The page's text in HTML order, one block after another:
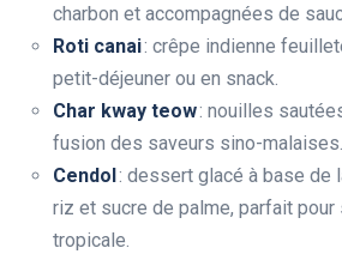
charbon et accompagnées de
Roti canai: crêpe indienne
petit-déjeuner ou en snack.
Char kway teow: nouilles
fusion des saveurs sino-malaises.
Cendol: dessert glacé à base de
riz et sucre de palme, parfait pour
tropicale.